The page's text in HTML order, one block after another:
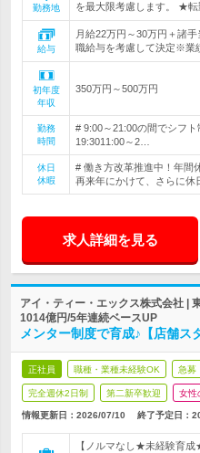
勤務地
を最大限考慮します。 ★転
給与
月給22万円～30万円＋諸
職給与を考慮して決定※業
初年度
年収
350万円～500万円
勤務
時間
# 9:00～21:00の間でシフ
19:3011:00～2…
休日
休暇
# 働き方改革推進中！年間
再来年にかけて、さらに休
求人詳細を見る
アイ・ティー・エックス株式会社 |
1014億円/5年連続ベースUP
メンター制度で育成♪【店舗
正社員 職種・業種未経験OK 急募
完全週休2日制 第二新卒歓迎 女性
情報更新日：2026/07/10 終了予定日：
【ノルマなし★未経験育